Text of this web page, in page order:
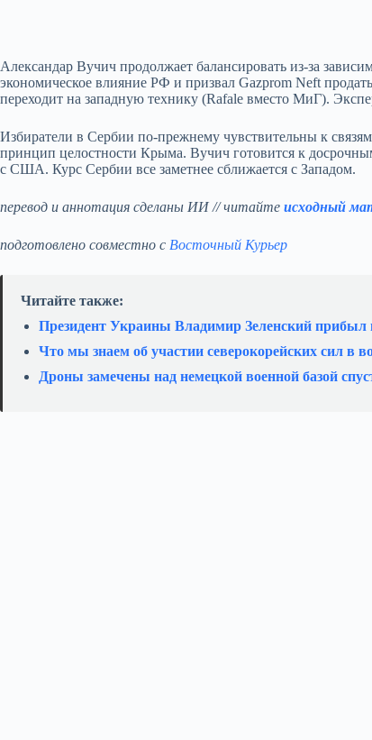
Александар Вучич продолжает балансировать из‑за
экономическое влияние РФ и призвал Gazprom Neft
переходит на западную технику (Rafale вместо МиГ).
Избиратели в Сербии по‑прежнему чувствительны к
принцип целостности Крыма. Вучич готовится к
с США. Курс Сербии все заметнее сближается с Западом.
перевод и аннотация сделаны ИИ // читайте исходный
подготовлено совместно с Восточный Курьер
Читайте также:
Президент Украины Владимир Зеленский
Что мы знаем об участии северокорейских сил в
Дроны замечены над немецкой военной базой